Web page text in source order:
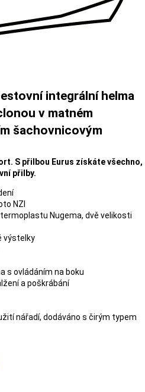
integrální helma
v matném
šachovnicovým
S přilbou Eurus získáte všechno,
přilby.
NZI
Nugema, dvě velikosti
výstelky
s ovládáním na boku
a poškrábání
nářadí, dodáváno s čirým typem